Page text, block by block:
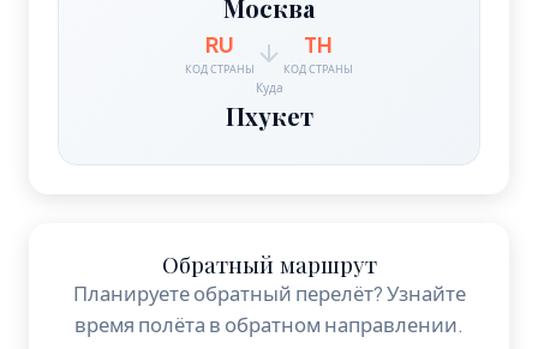
Москва
RU
КОД СТРАНЫ
TH
КОД СТРАНЫ
Куда
Пхукет
Обратный маршрут
Планируете обратный перелёт? Узнайте
время полёта в обратном направлении.